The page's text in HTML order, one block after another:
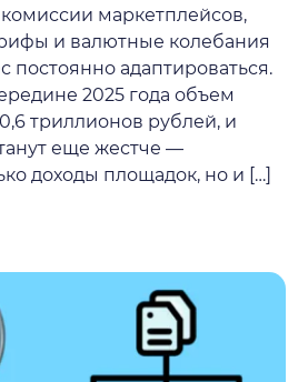
маркетплейсов,
и валютные колебания
постоянно адаптироваться.
2025 года объем
триллионов рублей, и
еще жестче —
доходы площадок, но и […]